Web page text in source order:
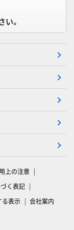
。
上の注意
く表記
る表示 会社案内